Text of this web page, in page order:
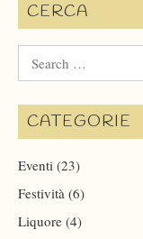
CERCA
for:
CATEGORIE
Eventi (23)
Festività (6)
Liquore (4)